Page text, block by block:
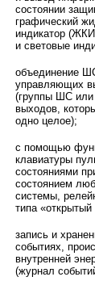
состоянии
графический
индикатор
и световые
объединение
управляющих
(группы ШС
выходов,
одно целое);
с помощью
клавиатуры
состояниями
состоянием
системы,
типа «открытый
запись и
событиях,
внутренней
(журнал